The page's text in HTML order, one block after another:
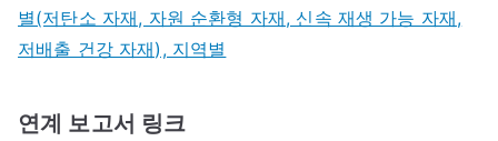
별(저탄소 자재, 자원 순환형 자재, 신속 재생 가능 자재,
저배출 건강 자재), 지역별
연계 보고서 링크